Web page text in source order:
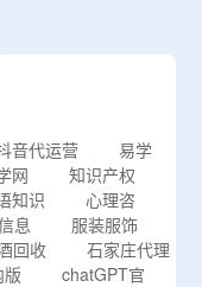
音代运营
易学
网
知识产权
知识
心理咨
息
服装服饰
回收
石家庄代理
chatGPT官